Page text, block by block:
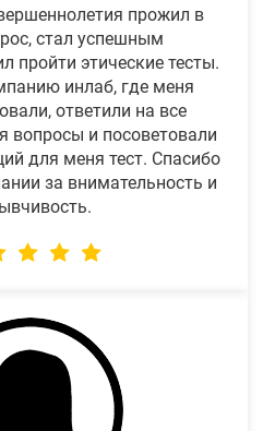
прожил в
стал успешным
пройти этические тесты.
инлаб, где меня
ответили на все
вопросы и посоветовали
для меня тест. Спасибо
за внимательность и